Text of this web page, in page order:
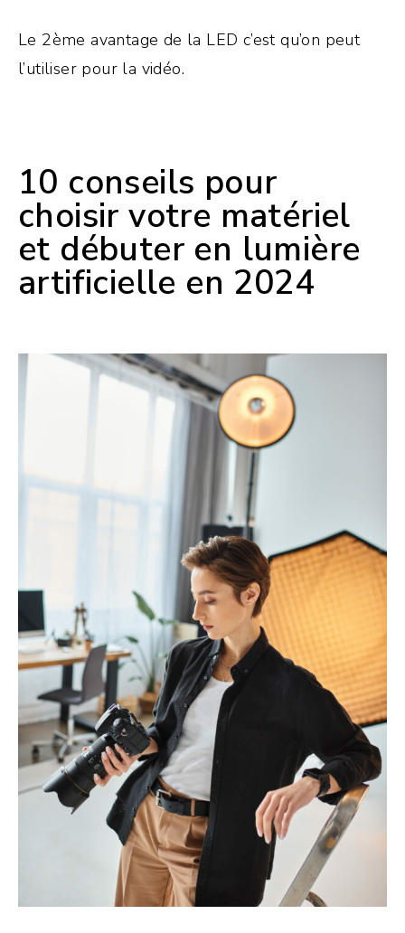
Le 2ème avantage de la LED c’est qu’on peut
l’utiliser pour la vidéo.
10 conseils pour
choisir votre matériel
et débuter en lumière
artificielle en 2024